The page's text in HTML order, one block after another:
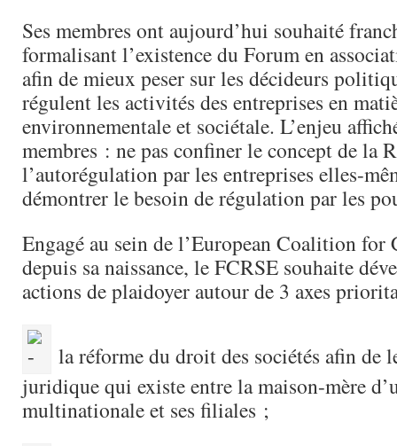
Ses membres ont aujourd’hui souhaité
formalisant l’existence du Forum en
afin de mieux peser sur les décideurs
régulent les activités des entreprises en
environnementale et sociétale. L’enjeu
membres : ne pas confiner le concept de la
l’autorégulation par les entreprises elles-
démontrer le besoin de régulation par les
Engagé au sein de l’European Coalition for
depuis sa naissance, le FCRSE souhaite
actions de plaidoyer autour de 3 axes
la réforme du droit des sociétés afin de
juridique qui existe entre la maison-mère
multinationale et ses filiales ;